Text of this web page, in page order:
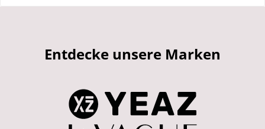
Entdecke unsere Marken